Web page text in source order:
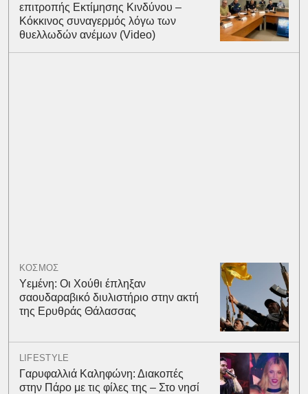
επιτροπής Εκτίμησης Κινδύνου –
Κόκκινος συναγερμός λόγω των
θυελλωδών ανέμων (Video)
ΚΟΣΜΟΣ
Υεμένη: Οι Χούθι έπληξαν
σαουδαραβικό διυλιστήριο στην ακτή
της Ερυθράς Θάλασσας
LIFESTYLE
Γαρυφαλλιά Καληφώνη: Διακοπές
στην Πάρο με τις φίλες της – Στο νησί